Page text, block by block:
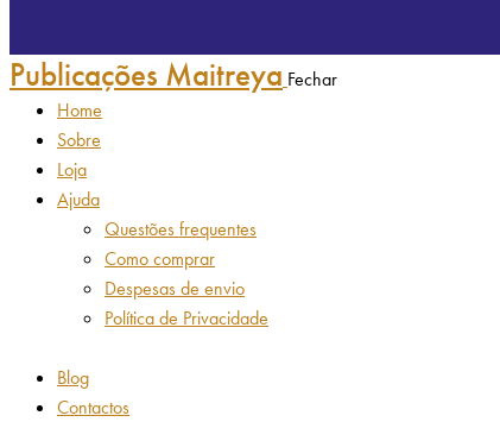
Publicações Maitreya Fechar
Home
Sobre
Loja
Ajuda
Questões frequentes
Como comprar
Despesas de envio
Política de Privacidade
Blog
Contactos